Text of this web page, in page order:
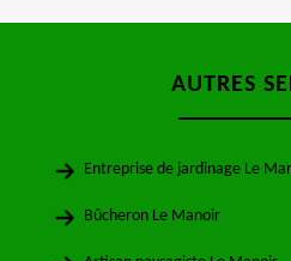
AUTRES
Entreprise de jardinage Le
Bûcheron Le Manoir